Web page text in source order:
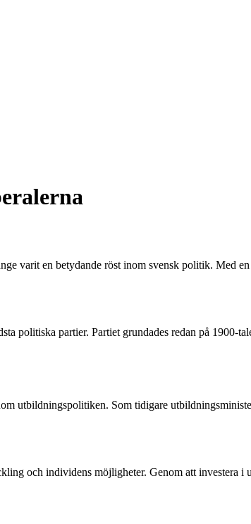
varit en betydande röst inom svensk politik. Med
politiska partier. Partiet grundades redan på 1900-
utbildningspolitiken. Som tidigare
och individens möjligheter. Genom att investera